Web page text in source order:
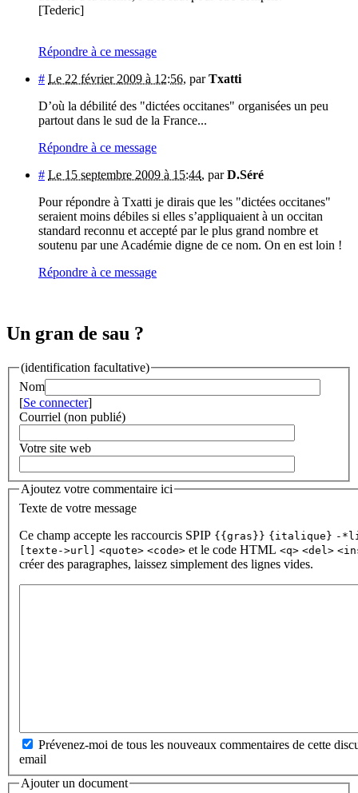
[Tederic]
Répondre à ce message
# Le 22 février 2009 à 12:56, parTxatti
D’où la débilité des "dictées occitanes" organisées un peu
partout dans le sud de la France...
Répondre à ce message
# Le 15 septembre 2009 à 15:44, parD.Séré
Pour répondre à Txatti je dirais que les "dictées occitanes"
seraient moins débiles si elles s’appliquaient à un occitan
standard reconnu et accepté par le plus grand nombre et
soutenu par une Académie digne de ce nom. On en est loin !
Répondre à ce message
Un gran de sau ?
(identification facultative)
Nom
[Se connecter]
Courriel (non publié)
Votre site web
Ajoutez votre commentaire ici
Texte de votre message
Ce champ accepte les raccourcis SPIP {{gras}} {italique} -
[texte->url]
<quote> <code> et le code HTML <q> <del>
créer des paragraphes, laissez simplement des lignes vides.
Prévenez-moi de tous les nouveaux commentaires de cette
email
Ajouter un document